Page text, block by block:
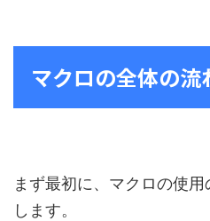
マクロの全体の流
まず最初に、マクロの使
します。